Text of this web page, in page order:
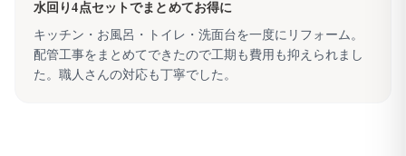
水回り4点セットでまとめてお得に
キッチン・お風呂・トイレ・洗面台を一度にリフォーム。
配管工事をまとめてできたので工期も費用も抑えられまし
た。職人さんの対応も丁寧でした。